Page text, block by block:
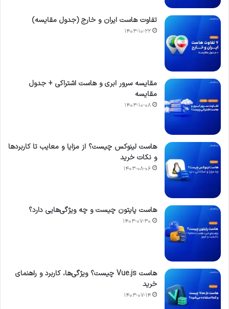
تفاوت هاست ایران و خارج (جدول مقایسه)
۱۴۰۳-۱۰-۲۲
مقایسه سرور ابری و هاست اشتراکی + جدول
مقایسه
۱۴۰۳-۱۰-۰۸
هاست لینوکس چیست؟ از مزایا و معایب تا کاربردها
و نکات خرید
۱۴۰۳-۰۸-۰۶
هاست پایتون چیست و چه ویژگی‌هایی دارد؟
۱۴۰۳-۰۷-۳۰
هاست Vue.js چیست؟ ویژگی‌ها، کاربرد و راهنمای
خرید
۱۴۰۳-۰۷-۱۴